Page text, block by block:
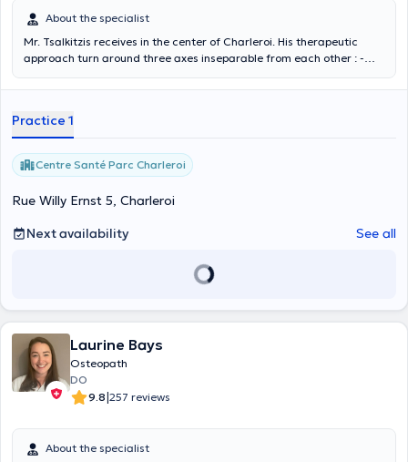
About the specialist
Mr. Tsalkitzis receives in the center of Charleroi. His therapeutic
approach turn around three axes inseparable from each other : -
visceral : the visceral system is governed by the neuro-vegetative
restrictions and also to check the links with the column. - the
functional and the craniosacral : these techniques are based on the
work of the fascias.
Practice 1
Centre Santé Parc Charleroi
Rue Willy Ernst 5, Charleroi
Next availability
See all
Laurine Bays
Osteopath
DO
9.8|257 reviews
About the specialist